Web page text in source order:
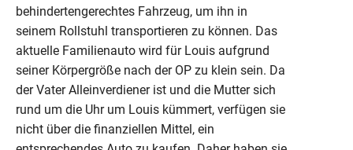
behindertengerechtes Fahrzeug, um ihn in
seinem Rollstuhl transportieren zu können. Das
aktuelle Familienauto wird für Louis aufgrund
seiner Körpergröße nach der OP zu klein sein. Da
der Vater Alleinverdiener ist und die Mutter sich
rund um die Uhr um Louis kümmert, verfügen sie
nicht über die finanziellen Mittel, ein